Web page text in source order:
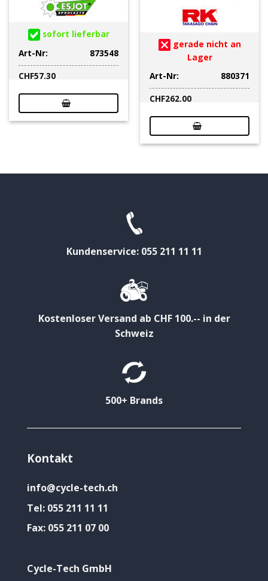
sofort lieferbar
Art-Nr:
873548
CHF57.30
gerade nicht an
Lager
Art-Nr:
880371
CHF262.00
Kundenservice: 055 211 11 11
Kostenloser Versand ab CHF 100.-- in der
Schweiz
500+ Brands
Kontakt
info@cycle-tech.ch
Tel: 055 211 11 11
Fax: 055 211 07 00
Cycle-Tech GmbH